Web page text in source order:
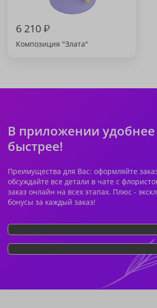
6 210₽
Композиция "Злата"
В приложении
быстрее!
Преимущества для Вас: оформляйте
обсуждайте все детали в чате с
заказ онлайн на всех этапах. Плюс -
бонусы за каждый заказ!